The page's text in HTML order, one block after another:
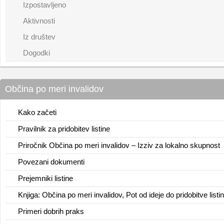
Izpostavljeno
Aktivnosti
Iz društev
Dogodki
Občina po meri invalidov
Kako začeti
Pravilnik za pridobitev listine
Priročnik Občina po meri invalidov – Izziv za lokalno skupnost
Povezani dokumenti
Prejemniki listine
Knjiga: Občina po meri invalidov, Pot od ideje do pridobitve
Primeri dobrih praks